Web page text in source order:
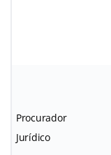
Procurador
Jurídico